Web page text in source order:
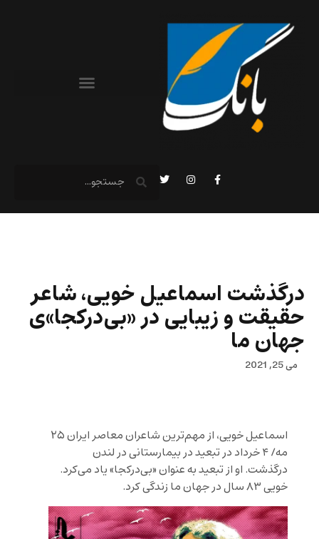
درگذشت اسماعیل خویی، شاعر
حقیقت و زیبایی در «بی‌درکجا»ی
جهان ما
می 25, 2021
اسماعیل خویی، از مهم‌ترین شاعران معاصر ایران ۲۵
مه/ ۴ خرداد در تبعید در بیمارستانی در لندن
درگذشت. او از تبعید به عنوان «بی‌درکجا» یاد می‌کرد.
خویی ۸۳ سال در جهان ما زندگی کرد.